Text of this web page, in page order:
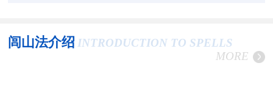
闾山法介绍 INTRODUCTION TO SPELLS
MORE